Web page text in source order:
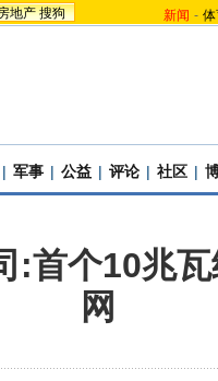
地产 搜狗 新闻 -
| 军事 | 公益 | 评论 | 社区 |
:首个10兆
网